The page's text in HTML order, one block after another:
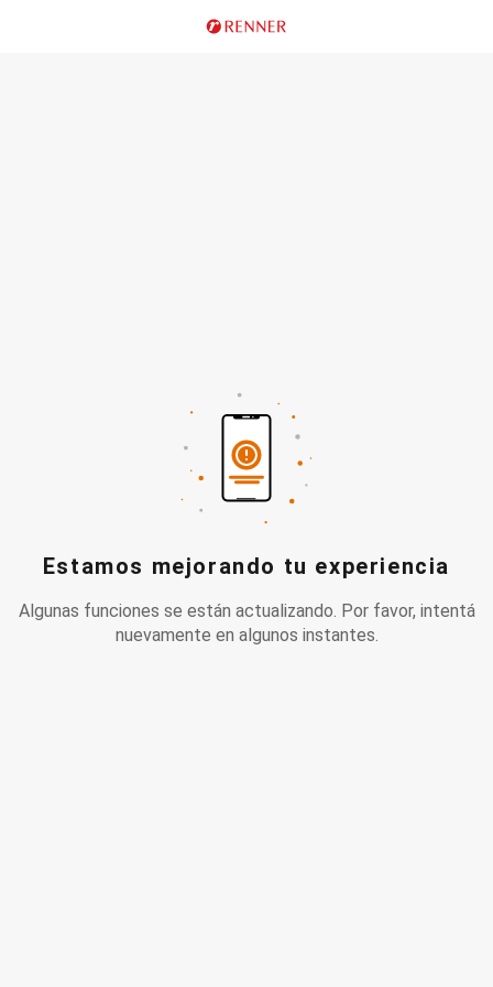
Estamos mejorando tu experiencia
Algunas funciones se están actualizando. Por favor, intentá
nuevamente en algunos instantes.